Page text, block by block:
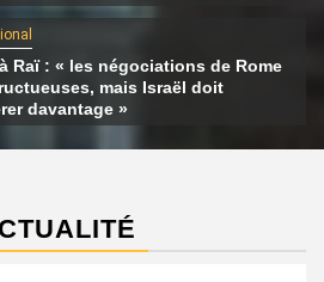
Raï : « les négociations de Rome
mais Israël doit
davantage »